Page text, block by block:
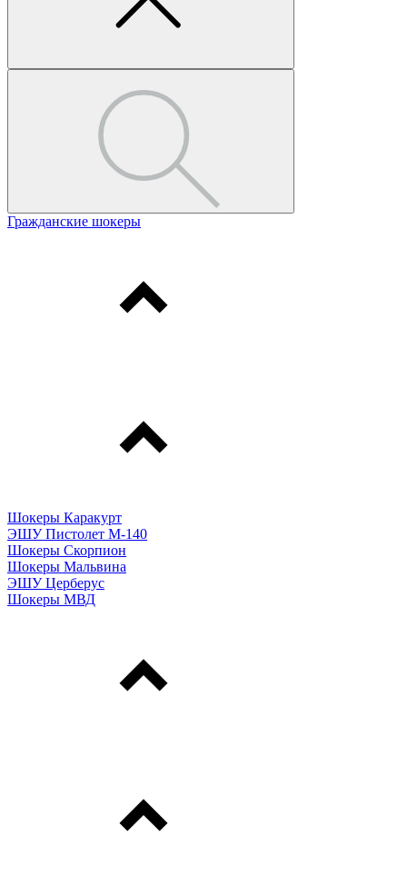
Гражданские шокеры
Шокеры Каракурт
ЭШУ Пистолет М-140
Шокеры Скорпион
Шокеры Мальвина
ЭШУ Церберус
Шокеры МВД